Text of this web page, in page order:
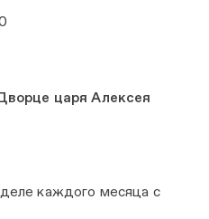
царя Алексея
каждого месяца с